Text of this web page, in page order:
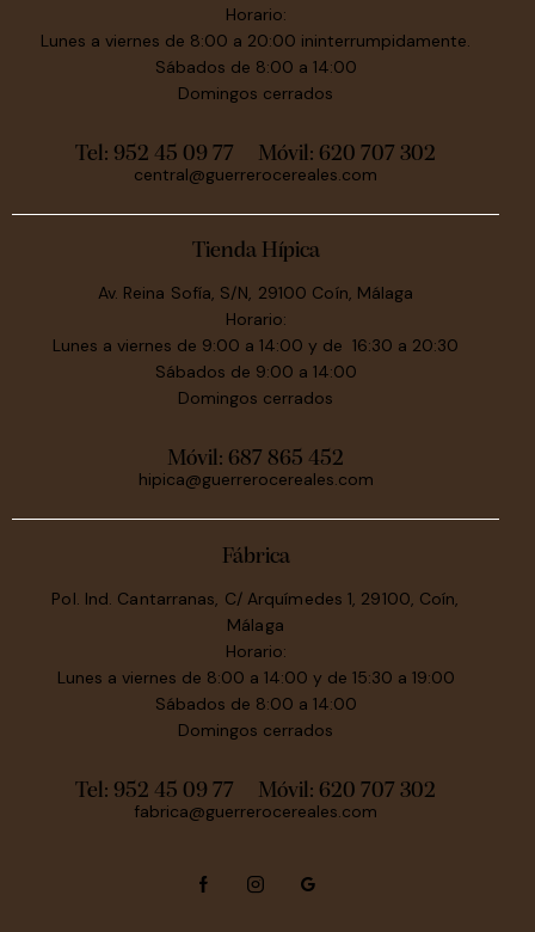
Horario:
Lunes a viernes de 8:00 a 20:00 ininterrumpidamente.
Sábados de 8:00 a 14:00
Domingos cerrados
Tel: 952 45 09 77 Móvil: 620 707 302
central@guerrerocereales.com
Tienda Hípica
Av. Reina Sofía, S/N, 29100 Coín, Málaga
Horario:
Lunes a viernes de 9:00 a 14:00 y de 16:30 a 20:30
Sábados de 9:00 a 14:00
Domingos cerrados
Móvil: 687 865 452
hipica@guerrerocereales.com
Fábrica
Pol. Ind. Cantarranas, C/ Arquímedes 1, 29100, Coín,
Málaga
Horario:
Lunes a viernes de 8:00 a 14:00 y de 15:30 a 19:00
Sábados de 8:00 a 14:00
Domingos cerrados
Tel: 952 45 09 77 Móvil: 620 707 302
fabrica@guerrerocereales.com